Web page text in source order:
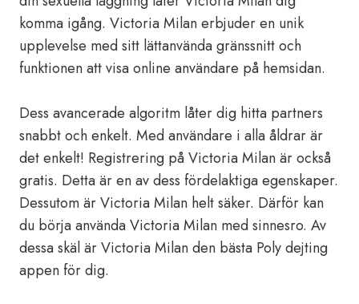
komma igång. Victoria Milan erbjuder en unik
upplevelse med sitt lättanvända gränssnitt och
funktionen att visa online användare på hemsidan.
Dess avancerade algoritm låter dig hitta partners
snabbt och enkelt. Med användare i alla åldrar är
det enkelt! Registrering på Victoria Milan är också
gratis. Detta är en av dess fördelaktiga egenskaper.
Dessutom är Victoria Milan helt säker. Därför kan
du börja använda Victoria Milan med sinnesro. Av
dessa skäl är Victoria Milan den bästa Poly dejting
appen för dig.